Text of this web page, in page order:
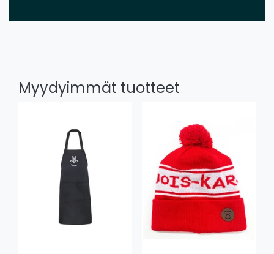
Myydyimmät tuotteet